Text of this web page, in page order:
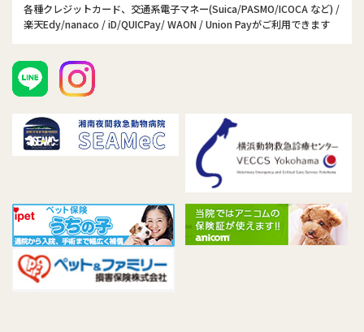
各種クレジットカード、交通系電子マネー(Suica/PASMO/ICOCA など) /
楽天Edy/nanaco / iD/QUICPay/ WAON / Union Payがご利用できます